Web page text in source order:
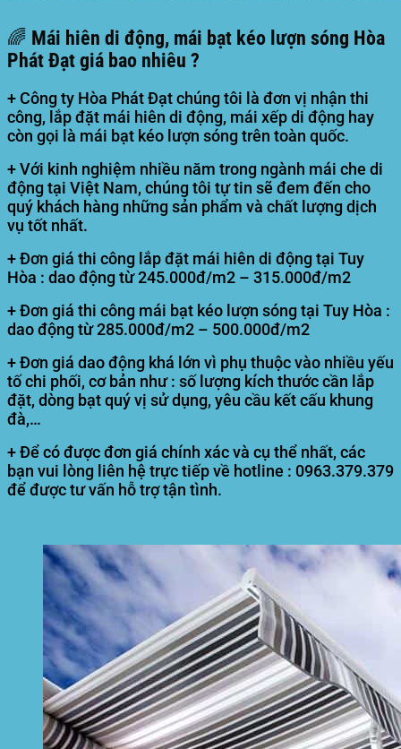
🌈 Mái hiên di động, mái bạt kéo lượn sóng Hòa
Phát Đạt giá bao nhiêu ?
+ Công ty Hòa Phát Đạt chúng tôi là đơn vị nhận thi
công, lắp đặt mái hiên di động, mái xếp di động hay
còn gọi là mái bạt kéo lượn sóng trên toàn quốc.
+ Với kinh nghiệm nhiều năm trong ngành mái che di
động tại Việt Nam, chúng tôi tự tin sẽ đem đến cho
quý khách hàng những sản phẩm và chất lượng dịch
vụ tốt nhất.
+ Đơn giá thi công lắp đặt mái hiên di động tại Tuy
Hòa : dao động từ 245.000đ/m2 – 315.000đ/m2
+ Đơn giá thi công mái bạt kéo lượn sóng tại Tuy Hòa :
dao động từ 285.000đ/m2 – 500.000đ/m2
+ Đơn giá dao động khá lớn vì phụ thuộc vào nhiều yếu
tố chi phối, cơ bản như : số lượng kích thước cần lắp
đặt, dòng bạt quý vị sử dụng, yêu cầu kết cấu khung
đà,…
+ Để có được đơn giá chính xác và cụ thể nhất, các
bạn vui lòng liên hệ trực tiếp về hotline : 0963.379.379
để được tư vấn hỗ trợ tận tình.